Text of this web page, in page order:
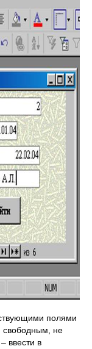
полями
свободным, не
ввести в